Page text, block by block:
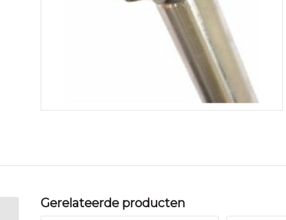
Gerelateerde producten